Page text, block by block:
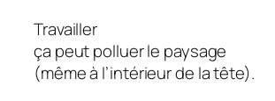
Travailler
ça peut polluer le paysage
(même à l’intérieur de la tête).